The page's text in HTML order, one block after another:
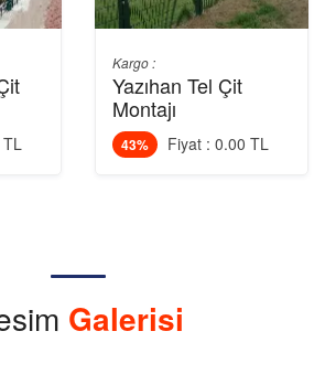
Kargo :
Yazıhan Tel Çit
Montajı
43% Fiyat : 0.00 TL
Galerisi